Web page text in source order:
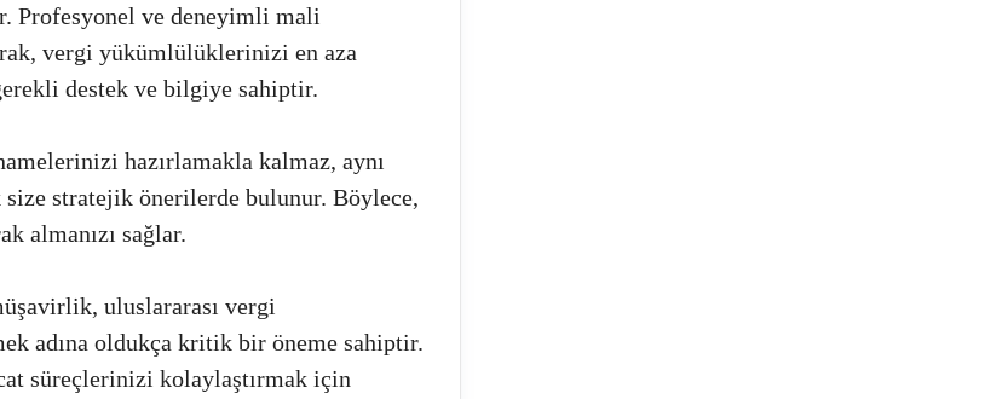
Profesyonel ve deneyimli mali
vergi yükümlülüklerinizi en aza
destek ve bilgiye sahiptir.
hazırlamakla kalmaz, aynı
stratejik önerilerde bulunur. Böylece,
almanızı sağlar.
uluslararası vergi
adına oldukça kritik bir öneme sahiptir.
süreçlerinizi kolaylaştırmak için